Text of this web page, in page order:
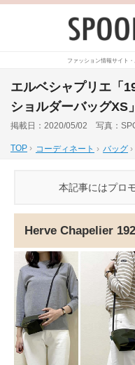
ファッション情報サイト
エルベシャプリエ「
ショルダーバッグXS
掲載日：2020/05/02 写真：
TOP › コーディネート › バッグ ›
本記事にはプロ
Herve Chapelier